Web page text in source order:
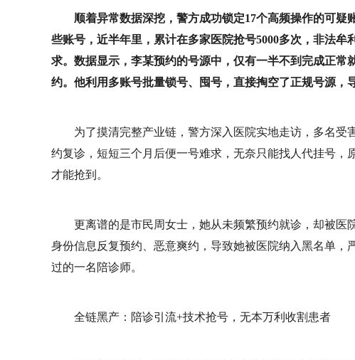
顺着异常数据深挖，警方成功锁定17个高频操作的可
些账号，近半年里，累计在多家医院抢号5000多次，非法
求。数据显示，李某预约的号源中，仅有一半不到完成正
约。他利用多账号批量锁号、囤号，直接掏空了正规号源，
为了摸清完整产业链，警方深入医院实地走访，多名
约复诊，短短三个月后便一号难求，无奈只能找人代挂号，
才能抢到。
更离谱的是市民周女士，她从未频繁预约就诊，却被
身份信息反复预约、恶意爽约，导致她被医院纳入黑名单
过的一名陪诊师。
全链黑产：陪诊引流+技术抢号，无本万利收割患者